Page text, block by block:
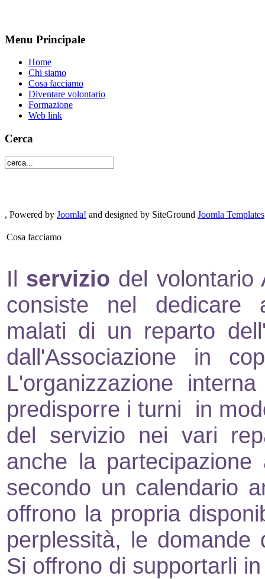
Menu Principale
Home
Chi siamo
Cosa facciamo
Diventare volontario
Formazione
Web link
Cerca
, Powered by Joomla! and designed by SiteGround Joomla Templates
Cosa facciamo
Il servizio del
consiste nel dedicare
malati di un reparto
dall'Associazione in
L'organizzazione
predisporre i turni in
del servizio nei vari
anche la
secondo un calendario
offrono la propria
perplessità, le
Si offrono di supportarli